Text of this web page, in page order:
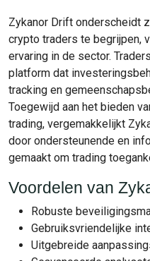
Zykanor Drift onderscheidt
crypto traders te begrijpen,
ervaring in de sector.
platform dat
tracking en
Toegewijd aan het bieden
trading, vergemakkelijkt
door ondersteunende en
gemaakt om trading
Voordelen van
Robuste
Gebruiksvriendelijke
Uitgebreide